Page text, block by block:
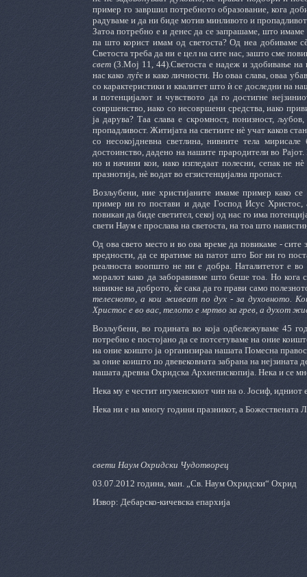
пример го завршил потребното образование, кога
радуваме и да ни биде мотив минливото и
Затоа потребно е и денес да се запрашаме, што
па што корист имам од светоста? Од неа добиваме
Светоста треба да ни е цел на сите нас, зашто сме
свет (3.Мој 11, 44).Светоста е надеж и здобивање на
нас како луѓе и како личности. Но оваа слава, оваа
со карактеристики и квалитет што ѝ се доследни на
и потенцијалот и чувството да го достигне
совршенство, иако со несовршени средства, иако
ја дарува? Таа слава е скромност, понизност,
пропадливост. Житијата на светиите нè учат каков
со несокојдневна светлина, нивните тела
достоинство, дадено на нашите прародители во
но и начини кои, иако изгледаат полесни, сепак не
празнотија, нè водат во егзистенцијална пропаст.
Возљубени, ние христијаните имаме пример како се
пример ни го постави и даде Господ Исус Христос,
повикан да биде светител, секој од нас го има
свети Наум е прослава на светоста, на тоа што
Од ова свето место и во ова време да повикаме - сите
вредности, да се вратиме на патот што Бог ни го
реалноста воопшто не ни е добра. Наталитетот е
моралот како да заборавивме што беше тоа. Но кога
навикне на доброто, ќе сака да го прави само
телесното, а кои живеат по дух - за духовното.
Христос е во вас, телото е мртво за грев, а духот
Возљубени, во годината во која одбележуваме 45
потребно е постојано да се потсетуваме на оние
на оние коишто ја организираа нашата Помесна
за оние коишто по двевековната забрана на
нашата древна Охридска Архиепископија. Нека и се
Нека му е честит игуменскиот чин на о. Јосиф, идниот
Нека ни е на многу години празникот, а Божествената
свети Наум Охридски Чудотворец
03.07.2012 година, ман. „Св. Наум Охридски“ Охрид
Извор: Дебарско-кичевска епархија